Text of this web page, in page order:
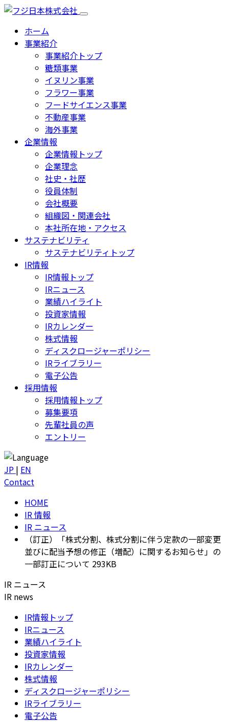
ホーム
事業紹介
事業紹介トップ
糖類事業
イヌリン事業
フラワー事業
フードサイエンス事業
不動産事業
海外事業
企業情報
企業情報トップ
企業理念
社史・社歴
役員体制
会社概要
組織図・関連会社
本社所在地・アクセス
サステナビリティ
サステナビリティトップ
IR情報
IR情報トップ
IRニュース
業績ハイライト
投資家情報
IRカレンダー
株式情報
ディスクロージャーポリシー
IRライブラリー
電子公告
採用情報
採用情報トップ
募集要項
先輩社員の声
エントリー
JP | EN
Contact
HOME
IR 情報
IR ニュース
（訂正）「株式分割、株式分割に伴う定款の一部変更
並びに配当予想の修正（増配）に関するお知らせ」の
一部訂正について 293KB
IR ニュース
IR news
IR情報トップ
IRニュース
業績ハイライト
投資家情報
IRカレンダー
株式情報
ディスクロージャーポリシー
IRライブラリー
電子公告